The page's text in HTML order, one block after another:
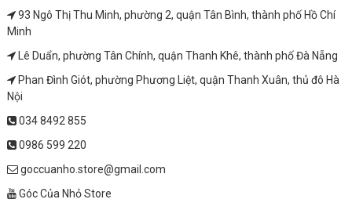
93 Ngô Thị Thu Minh, phường 2, quận Tân Bình, thành phố Hồ Chí
Minh
Lê Duẩn, phường Tân Chính, quận Thanh Khê, thành phố Đà Nẵng
Phan Đình Giót, phường Phương Liệt, quận Thanh Xuân, thủ đô Hà
Nội
034 8492 855
0986 599 220
goccuanho.store@gmail.com
Góc Của Nhỏ Store